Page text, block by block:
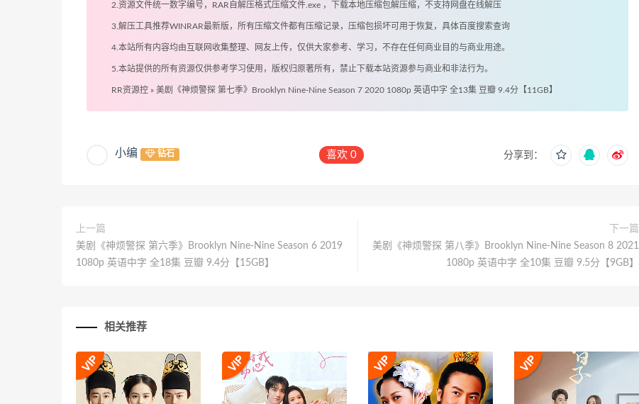
2.资源文件统一数字编号，RAR自解压格式压缩文件.exe ，下载本地压缩包解压缩，不支持网盘在线解压
3.解压工具推荐WINRAR最新版，所有压缩文件都有压缩记录，压缩包损坏可用于恢复，具体百度搜索查询
4.本站所有内容均由互联网收集整理、网友上传，仅供大家参考、学习，不存在任何商业目的与商业用途。
5.本站提供的所有资源仅供参考学习使用，版权归原著所有，禁止下载本站资源参与商业和非法行为。
RR资源控 » 美剧《神烦警探 第七季》Brooklyn Nine-Nine Season 7 2020 1080p 英语中字 全13集 豆瓣 9.4分【11GB】
小编 钻石 喜欢0 分享到：
上一篇
美剧《神烦警探 第六季》Brooklyn Nine-Nine Season 6 2019
1080p 英语中字 全18集 豆瓣 9.4分【15GB】
下一篇
美剧《神烦警探 第八季》Brooklyn Nine-Nine Season 8 2021
1080p 英语中字 全10集 豆瓣 9.5分【9GB】
相关推荐